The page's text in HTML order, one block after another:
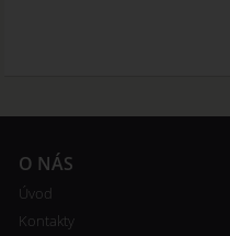
O NÁS
Úvod
Kontakty